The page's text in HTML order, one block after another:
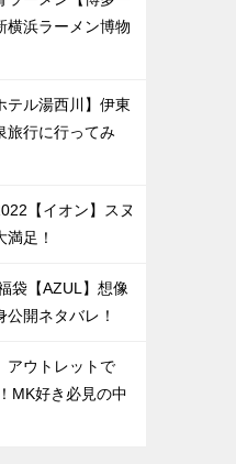
横浜ラーメン博物
テル湯西川】伊東
旅行に行ってみ
【イオン】スヌ
足！
袋【AZUL】想像
開ネタバレ！
アウトレットで
MK好き必見の中